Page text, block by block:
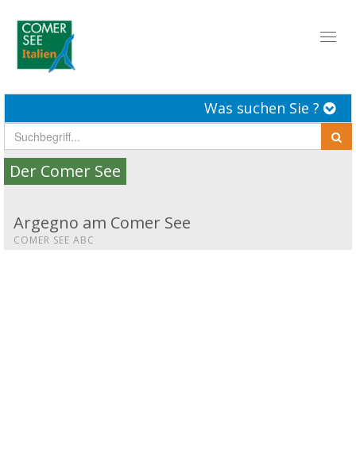
Was suchen Sie ?
Der Comer See
Argegno am Comer See
COMER SEE ABC